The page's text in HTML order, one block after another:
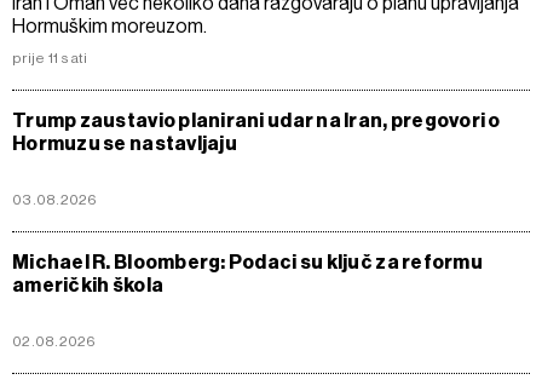
Hormuškim moreuzom.
prije 11 sati
Trump zaustavio planirani udar na Iran, pregovori o
Hormuzu se nastavljaju
03.08.2026
Michael R. Bloomberg: Podaci su ključ za reformu
američkih škola
02.08.2026